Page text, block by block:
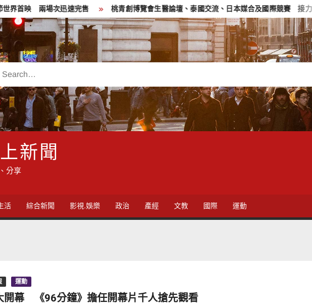
兩場次迅速完售 桃青創博覽會生醫論壇、泰國交流、日本媒合及國際競賽 接力登場
新聞
分享
活 綜合新聞 影視.娛樂 政治 產經 文教 國際 運動
運動
開幕 《96分鐘》擔任開幕片千人搶先觀看